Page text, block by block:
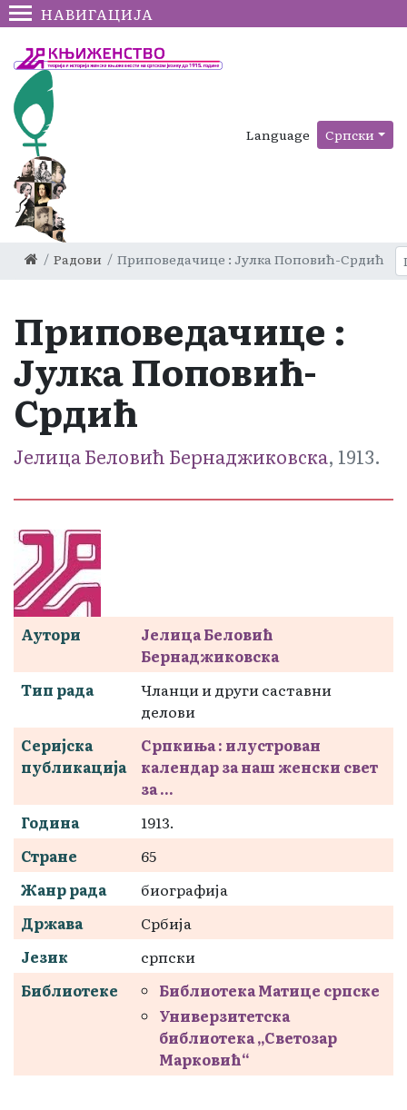
НАВИГАЦИЈА
Language Српски
Радови Приповедачице : Јулка Поповић-Срдић
Приповедачице :
Јулка Поповић-
Срдић
Јелица Беловић Бернаджиковска, 1913.
Аутори
Јелица Беловић
Бернаджиковска
Тип рада
Чланци и други саставни
делови
Серијска
публикација
Српкиња : илустрован
календар за наш женски свет
за ...
Година
1913.
Стране
65
Жанр рада
биографија
Држава
Србија
Језик
српски
Библиотеке
Библиотека Матице српске
Универзитетска
библиотека „Светозар
Марковић“